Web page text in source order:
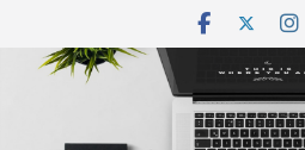
contenu